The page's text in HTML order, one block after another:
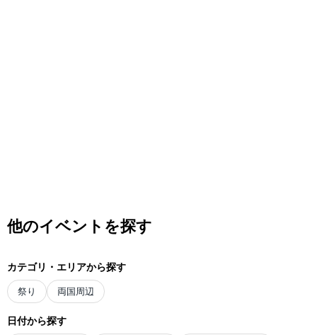
他のイベントを探す
カテゴリ・エリアから探す
祭り 両国周辺
日付から探す